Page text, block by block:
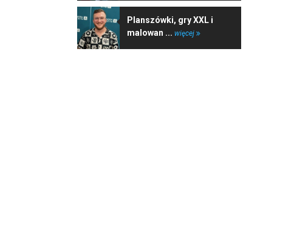
Planszówki, gry XXL i
malowan ... więcej